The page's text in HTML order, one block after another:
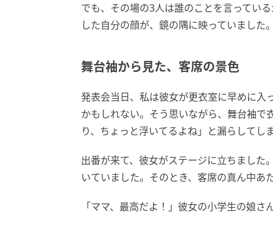
でも、その場の3人は誰のことを言ってい
した自分の顔が、鏡の隅に映っていました
舞台袖から見た、客席の景色
発表会当日、私は彼女が更衣室に早めに入
かもしれない。そう思いながら、舞台袖
り、ちょっと浮いてるよね」と漏らしてし
出番が来て、彼女がステージに立ちました
いていました。そのとき、客席の真ん中あ
「ママ、最高だよ！」彼女の小学生の娘さ